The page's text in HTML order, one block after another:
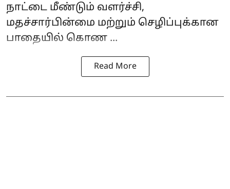
நாட்டை மீண்டும் வளர்ச்சி,
மதச்சார்பின்மை மற்றும் செழிப்புக்கான
பாதையில் கொண ...
Read More